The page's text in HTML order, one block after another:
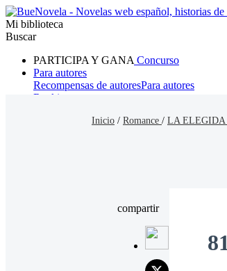
Mi biblioteca
Buscar
PARTICIPA Y GANA Concurso
Para autores
Recompensas de autoresPara autores
Ranking
Inicio / Romance / LA ELEGIDA
compartir